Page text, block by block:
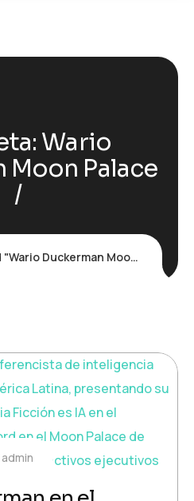
Wario
Moon Palace
Duckerman Moon Palace"
admin